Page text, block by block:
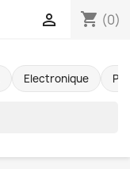
shopping_cart (0)

Electronique